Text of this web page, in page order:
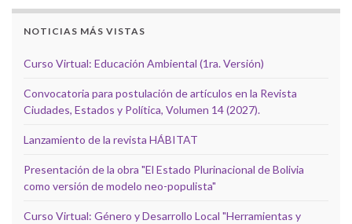
NOTICIAS MÁS VISTAS
Curso Virtual: Educación Ambiental (1ra. Versión)
Convocatoria para postulación de artículos en la Revista
Ciudades, Estados y Política, Volumen 14 (2027).
Lanzamiento de la revista HÁBITAT
Presentación de la obra "El Estado Plurinacional de Bolivia
como versión de modelo neo-populista"
Curso Virtual: Género y Desarrollo Local "Herramientas y